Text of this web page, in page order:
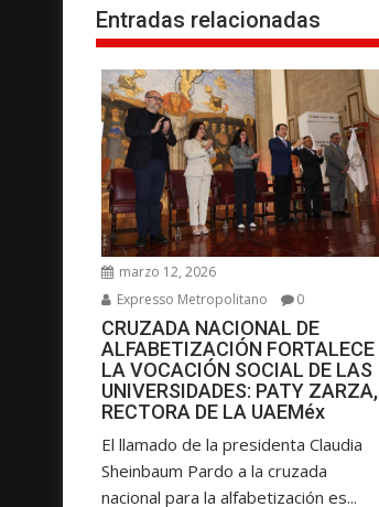
e
g
a
c
ó
n
d
e
e
n
t
r
a
d
a
s
Entradas relacionadas
marzo 12, 2026
Expresso Metropolitano
0
CRUZADA NACIONAL DE
ALFABETIZACIÓN FORTALECE
LA VOCACIÓN SOCIAL DE LAS
UNIVERSIDADES: PATY ZARZA,
RECTORA DE LA UAEMéx
El llamado de la presidenta Claudia
Sheinbaum Pardo a la cruzada
nacional para la alfabetización es...